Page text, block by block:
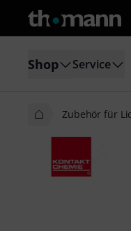
Shop Service
Zubehör für